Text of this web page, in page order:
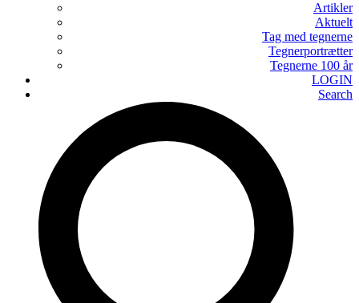
Artikler
Aktuelt
Tag med tegnerne
Tegnerportrætter
Tegnerne 100 år
LOGIN
Search